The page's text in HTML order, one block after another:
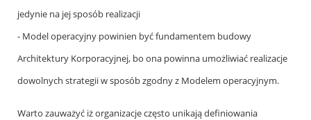
jedynie na jej sposób realizacji
- Model operacyjny powinien być fundamentem budowy
Architektury Korporacyjnej, bo ona powinna umożliwiać realizacje
dowolnych strategii w sposób zgodny z Modelem operacyjnym.
Warto zauważyć iż organizacje często unikają definiowania